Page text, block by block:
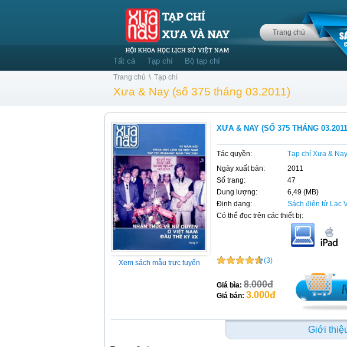
Trang chủ
Tất cả Tạp chí Bộ tạp chí
Trang chủ \ Tạp chí
Xưa & Nay (số 375 tháng 03.2011)
Xem sách mẫu trực tuyến
XƯA & NAY (SỐ 375 THÁNG
Tác quyền:
Tạp chí Xưa & Nay
Ngày xuất bản:
2011
Số trang:
47
Dung lượng:
6,49 (MB)
Định dạng:
Sách điện tử Lạc
Có thể đọc trên các thiết bị:
(3)
Giá bìa: 8.000đ
Giá bán: 3.000đ
Giới